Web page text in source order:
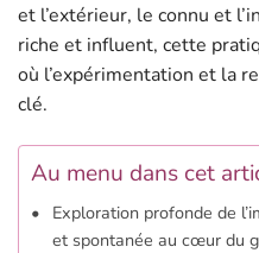
et l’extérieur, le connu et
riche et influent, cette
où l’expérimentation et la
clé.
Au menu dans cet
Exploration profonde de
et spontanée au cœur du